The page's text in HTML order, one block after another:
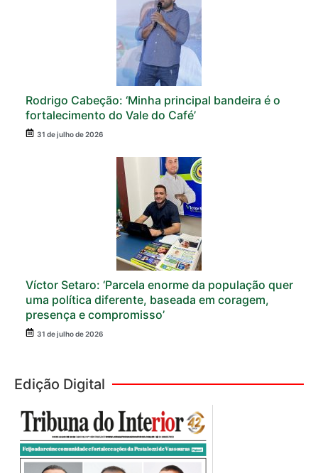
Rodrigo Cabeção: ‘Minha principal bandeira é o
fortalecimento do Vale do Café’
31 de julho de 2026
Víctor Setaro: ‘Parcela enorme da população quer
uma política diferente, baseada em coragem,
presença e compromisso’
31 de julho de 2026
Edição Digital